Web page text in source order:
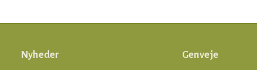
Nyheder Genveje